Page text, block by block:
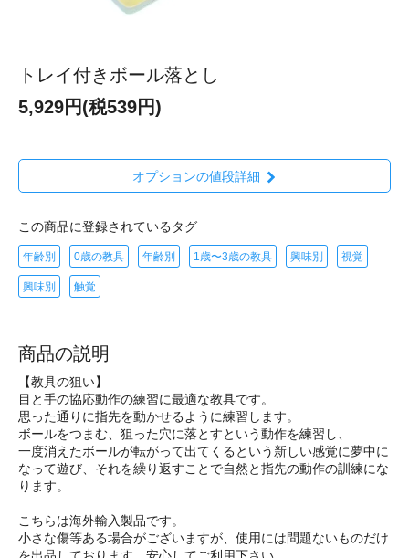
トレイ付きボール落とし
5,929円(税539円)
オプションの値段詳細
この商品に登録されているタグ
年齢別 0歳の教具 年齢別 1歳〜3歳の教具 興味別 視覚
興味別 触覚
商品の説明
【教具の狙い】
目と手の協応動作の練習に最適な教具です。
思った通りに指先を動かせるように練習します。
ボールをつまむ、狙った穴に落とすという動作を練習し、
一度消えたボールが転がって出てくるという新しい感覚に夢中に
なって遊び、それを繰り返すことで自然と指先の動作の訓練にな
ります。
こちらは海外輸入製品です。
小さな傷等ある場合がございますが、使用には問題ないものだけ